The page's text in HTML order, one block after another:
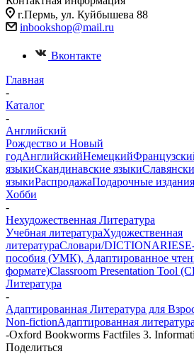
г.Пермь, ул. Куйбышева 88
inbookshop@mail.ru
Вконтакте
Главная
-
Каталог
-
Английский
Рождество и Новый
годАнглийскийНемецкий
языкиСкандинавские языки
языкиРаспродажаПодарочные издания
Хобби
-
Нехудожественная Литература
Учебная литератураХудожественная
литератураСловари/DICTIONARIES
пособия (УМК), Адаптированное
формате)Classroom Presentation Tool
Литература
-
Адаптированная Литература для
Non-fictionАдаптированная литература
-Oxford Bookworms Factfiles 3.
Поделиться